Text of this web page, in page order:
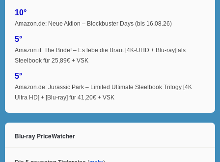
10°
Amazon.de: Neue Aktion – Blockbuster Days (bis 16.08.26)
5°
Amazon.it: The Bride! – Es lebe die Braut [4K-UHD + Blu-ray] als
Steelbook für 25,89€ + VSK
5°
Amazon.de: Jurassic Park – Limited Ultimate Steelbook Trilogy [4K
Ultra HD] + [Blu-ray] für 41,20€ + VSK
Blu-ray PriceWatcher